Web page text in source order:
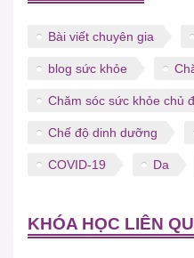
Bài viết chuyên gia
blog sức khỏe
Chăm sóc sức khỏe chủ
Chế độ dinh dưỡng
COVID-19 Da
KHÓA HỌC LIÊN